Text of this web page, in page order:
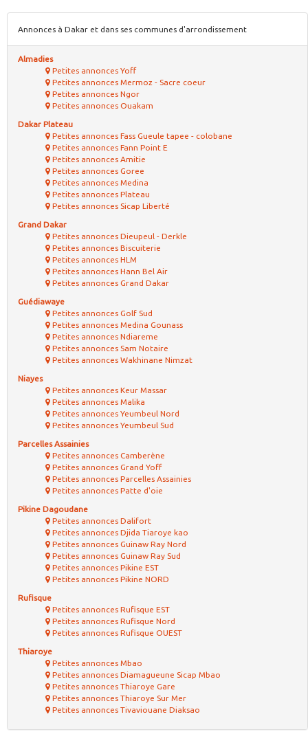
Annonces à Dakar et dans ses communes d'arrondissement
Almadies
Petites annonces Yoff
Petites annonces Mermoz - Sacre coeur
Petites annonces Ngor
Petites annonces Ouakam
Dakar Plateau
Petites annonces Fass Gueule tapee - colobane
Petites annonces Fann Point E
Petites annonces Amitie
Petites annonces Goree
Petites annonces Medina
Petites annonces Plateau
Petites annonces Sicap Liberté
Grand Dakar
Petites annonces Dieupeul - Derkle
Petites annonces Biscuiterie
Petites annonces HLM
Petites annonces Hann Bel Air
Petites annonces Grand Dakar
Guédiawaye
Petites annonces Golf Sud
Petites annonces Medina Gounass
Petites annonces Ndiareme
Petites annonces Sam Notaire
Petites annonces Wakhinane Nimzat
Niayes
Petites annonces Keur Massar
Petites annonces Malika
Petites annonces Yeumbeul Nord
Petites annonces Yeumbeul Sud
Parcelles Assainies
Petites annonces Camberène
Petites annonces Grand Yoff
Petites annonces Parcelles Assainies
Petites annonces Patte d'oie
Pikine Dagoudane
Petites annonces Dalifort
Petites annonces Djida Tiaroye kao
Petites annonces Guinaw Ray Nord
Petites annonces Guinaw Ray Sud
Petites annonces Pikine EST
Petites annonces Pikine NORD
Rufisque
Petites annonces Rufisque EST
Petites annonces Rufisque Nord
Petites annonces Rufisque OUEST
Thiaroye
Petites annonces Mbao
Petites annonces Diamagueune Sicap Mbao
Petites annonces Thiaroye Gare
Petites annonces Thiaroye Sur Mer
Petites annonces Tivaviouane Diaksao